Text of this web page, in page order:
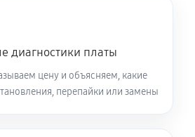
диагностики платы
цену и объясняем, какие
перепайки или замены